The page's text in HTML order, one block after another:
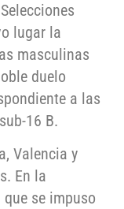
lugar la
masculinas
duelo
a las
16 B.
Valencia y
En la
se impuso